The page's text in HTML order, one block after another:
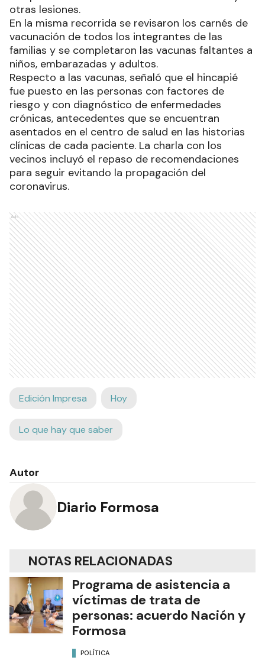
otras lesiones.
En la misma recorrida se revisaron los carnés de
vacunación de todos los integrantes de las
familias y se completaron las vacunas faltantes a
niños, embarazadas y adultos.
Respecto a las vacunas, señaló que el hincapié
fue puesto en las personas con factores de
riesgo y con diagnóstico de enfermedades
crónicas, antecedentes que se encuentran
asentados en el centro de salud en las historias
clínicas de cada paciente. La charla con los
vecinos incluyó el repaso de recomendaciones
para seguir evitando la propagación del
coronavirus.
Ads
Edición Impresa Hoy
Lo que hay que saber
Autor
Diario Formosa
NOTAS RELACIONADAS
Programa de asistencia a
víctimas de trata de
personas: acuerdo Nación y
Formosa
POLÍTICA